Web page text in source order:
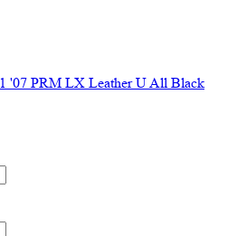
'07 PRM LX Leather U All Black